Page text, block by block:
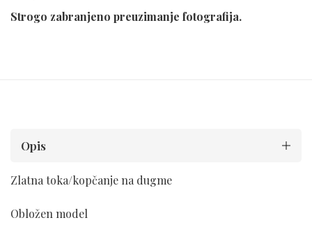
Strogo zabranjeno preuzimanje fotografija.
Opis
Zlatna toka/kopčanje na dugme
Obložen model